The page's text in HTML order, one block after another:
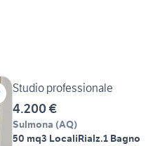
Studio professionale
4.200 €
Sulmona (AQ)
50 mq3 LocaliRialz.1 Bagno